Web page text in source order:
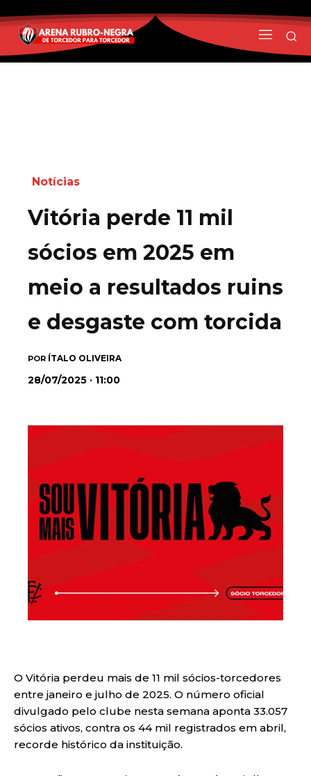
Notícias
Vitória perde 11 mil
sócios em 2025 em
meio a resultados ruins
e desgaste com torcida
POR ÍTALO OLIVEIRA
28/07/2025 · 11:00
O Vitória perdeu mais de 11 mil sócios-torcedores
entre janeiro e julho de 2025. O número oficial
divulgado pelo clube nesta semana aponta 33.057
sócios ativos, contra os 44 mil registrados em abril,
recorde histórico da instituição.